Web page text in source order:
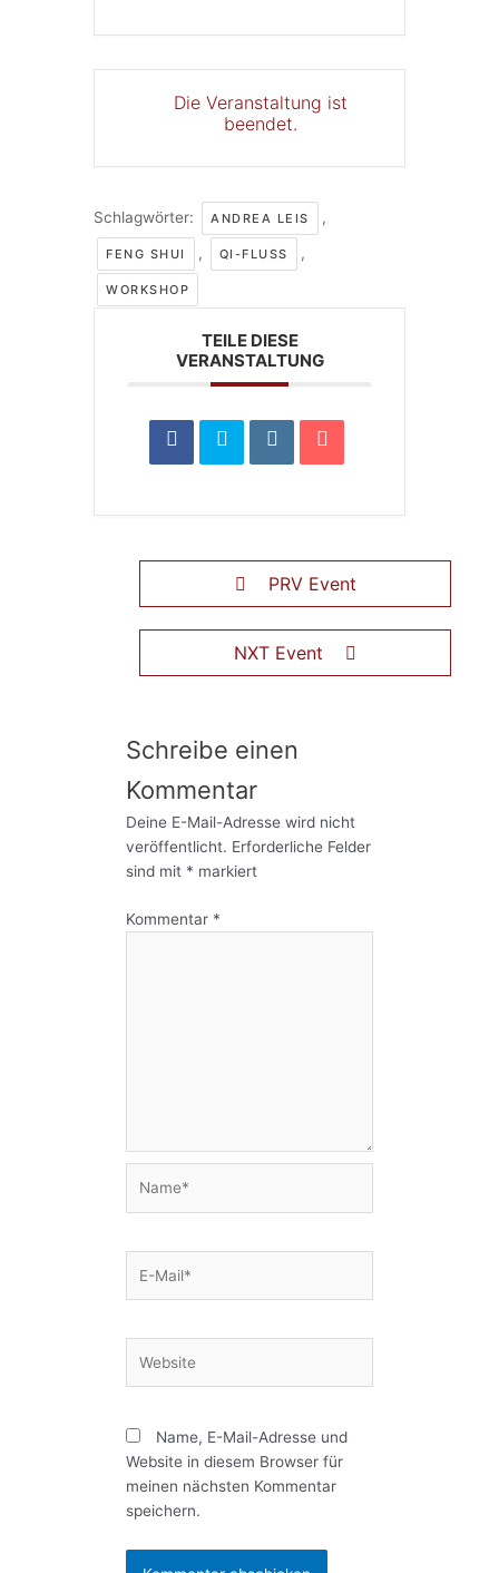
Die Veranstaltung ist
beendet.
Schlagwörter: ANDREA LEIS ,
FENG SHUI , QI-FLUSS ,
WORKSHOP
TEILE DIESE
VERANSTALTUNG
PRV Event
NXT Event
Schreibe einen
Kommentar
Deine E-Mail-Adresse wird nicht
veröffentlicht. Erforderliche Felder
sind mit * markiert
Kommentar *
Mail*
Name, E-Mail-Adresse und
Website in diesem Browser für
meinen nächsten Kommentar
speichern.